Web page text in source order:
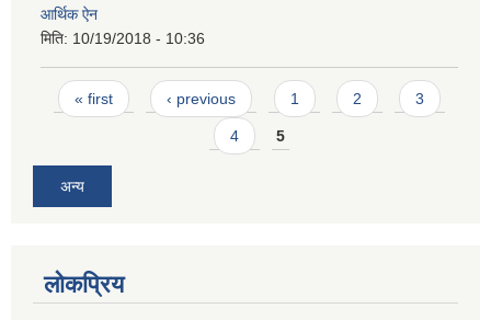
आर्थिक ऐन
मिति: 10/19/2018 - 10:36
Pages
« first ‹ previous 1 2 3
4 5
अन्य
लोकप्रिय